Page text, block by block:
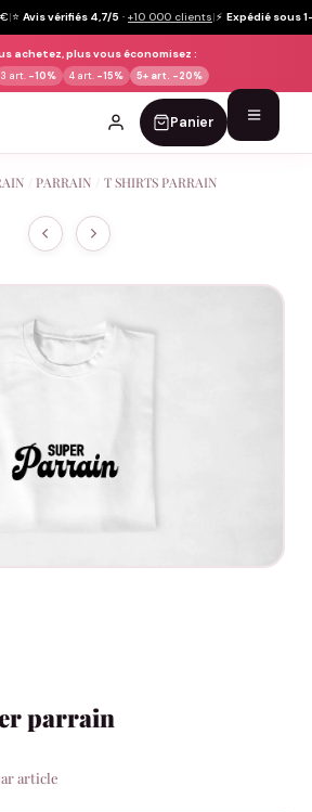
|⭐ Avis vérifiés 4,7/5 · +10 000 clients|⚡ Expédié sous
achetez, plus vous économisez :
3 art. -10% 4 art. -15% 5+ art. -20%
Panier
PARRAIN T SHIRTS PARRAIN
parrain
article